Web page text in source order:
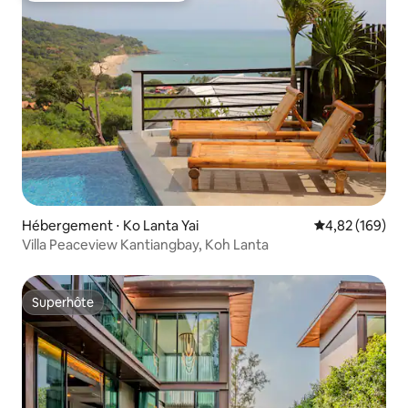
Hébergement ⋅ Ko Lanta Yai Évaluation
4,82 (169)
Villa Peaceview Kantiangbay, Koh Lanta
Superhôte
Superhôte